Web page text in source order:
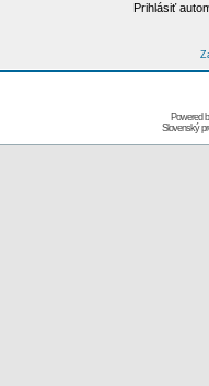
Prihlásiť
Powered
Slovenský